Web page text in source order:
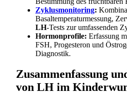
Zyklusmonitoring:
Basaltemperaturmessung,
LH-Tests zur umfassenden
Hormonprofile: Erfassung
FSH, Progesteron und
Diagnostik.
Zusammenfassung
von LH im